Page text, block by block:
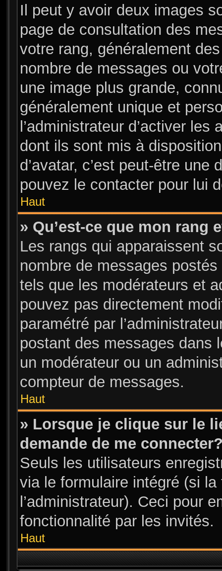
Il peut y avoir deux images
page de consultation des
votre rang, généralement
nombre de messages ou
une image plus grande,
généralement unique et
l’administrateur d’activer
dont ils sont mis à
d’avatar, c’est peut-être une
pouvez le contacter pour lui
Haut
» Qu’est-ce que mon rang
Les rangs qui apparaissent
nombre de messages
tels que les modérateurs et
pouvez pas directement
paramétré par
postant des messages dans
un modérateur ou un
compteur de messages.
Haut
» Lorsque je clique sur le
demande de me
Seuls les utilisateurs
via le formulaire intégré (si
l’administrateur). Ceci pour
fonctionnalité par les invités.
Haut